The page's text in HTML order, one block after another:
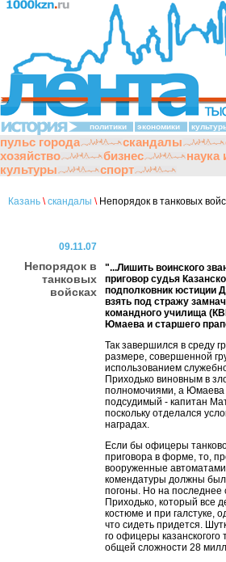
политики экономики
пульс города скандалы
хозяйство
бизнес наука
культуры
спорт
Казань \ скандалы \Непорядок в танковых
09.11.07
Непорядок в
танковых
войсках
"...Лишить воинского
приговор судья
подполковник юстиции
взять под стражу
командного училища
Юмаева и старшего
Так завершился в среду
размере, совершенной
использованием
Приходько виновным в
полномочиями, а Юмаева
подсудимый - капитан
поскольку отделался
наградах.
Если бы офицеры
приговора в форме, то,
вооруженные
комендатуры должны
погоны. Но на последнее
Приходько, который все
костюме и при галстуке,
что сидеть придется.
го офицеры казанскогого
общей сложности 28